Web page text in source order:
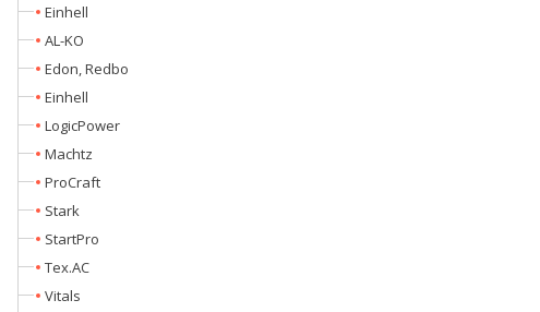
Einhell
AL-KO
Edon, Redbo
Einhell
LogicPower
Machtz
ProCraft
Stark
StartPro
Tex.AC
Vitals